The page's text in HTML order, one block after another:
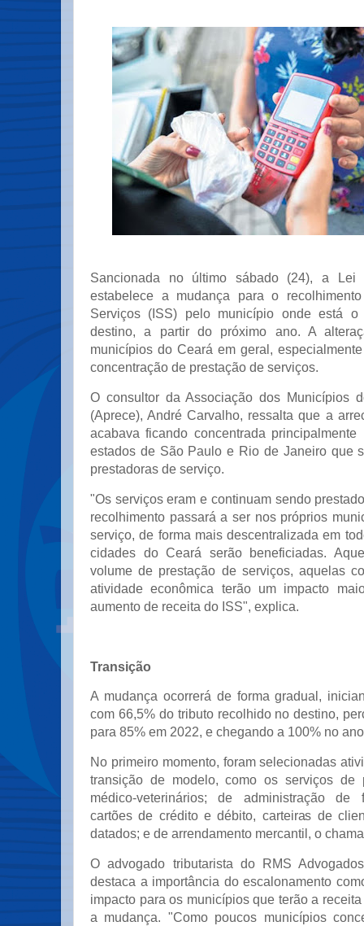
Sancionada no último sábado (24), a Lei
estabelece a mudança para o
Serviços (ISS) pelo município onde está
destino, a partir do próximo ano. A
municípios do Ceará em geral,
concentração de prestação de serviços.
O consultor da Associação dos Municípios
(Aprece), André Carvalho, ressalta que a
acabava ficando concentrada
estados de São Paulo e Rio de Janeiro que
prestadoras de serviço.
"Os serviços eram e continuam sendo
recolhimento passará a ser nos próprios
serviço, de forma mais descentralizada em
cidades do Ceará serão beneficiadas.
volume de prestação de serviços, aquelas
atividade econômica terão um impacto
aumento de receita do ISS", explica.
Transição
A mudança ocorrerá de forma gradual,
com 66,5% do tributo recolhido no destino,
para 85% em 2022, e chegando a 100% no
No primeiro momento, foram selecionadas
transição de modelo, como os serviços de
médico-veterinários; de administração de
cartões de crédito e débito, carteiras de
datados; e de arrendamento mercantil, o
O advogado tributarista do RMS
destaca a importância do escalonamento
impacto para os municípios que terão a
a mudança. "Como poucos municípios